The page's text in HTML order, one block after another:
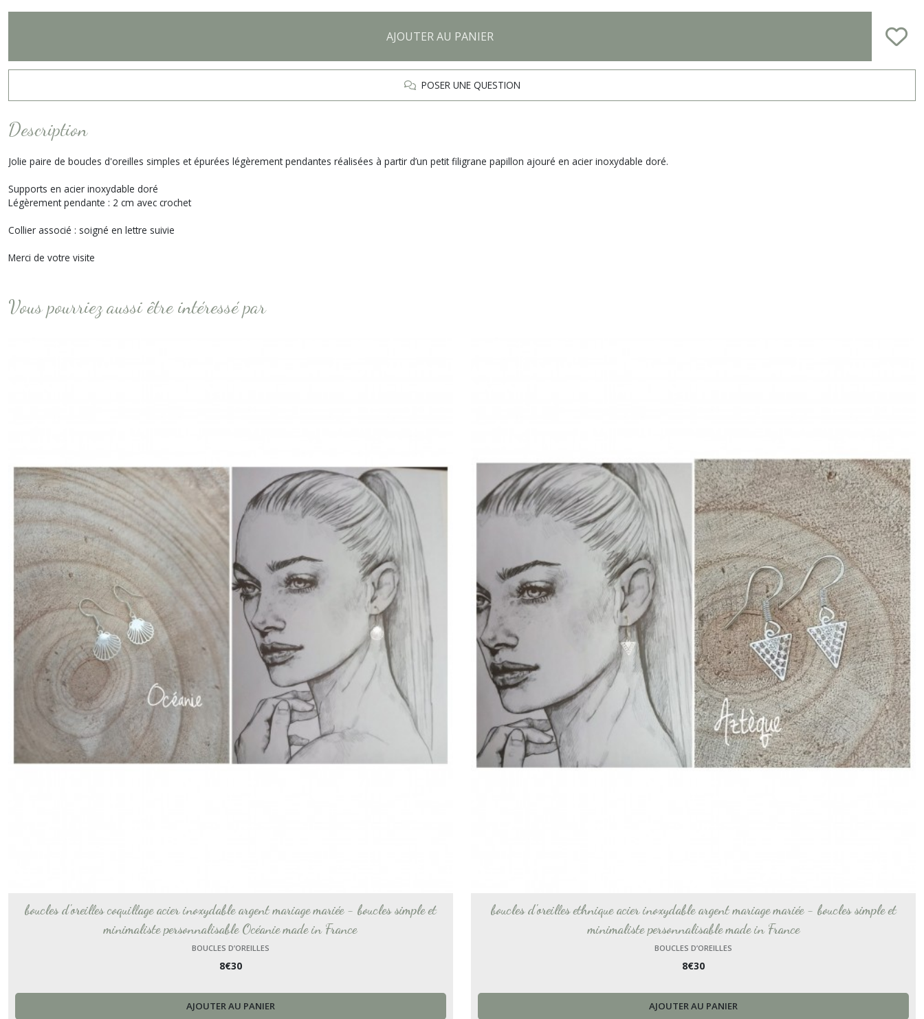
AJOUTER AU PANIER
POSER UNE QUESTION
Description
Jolie paire de boucles d'oreilles simples et épurées légèrement pendantes réalisées à partir d’un petit filigrane papillon ajouré en acier inoxydable doré.
Supports en acier inoxydable doré
Légèrement pendante : 2 cm avec crochet
Collier associé : soigné en lettre suivie
Merci de votre visite
Vous pourriez aussi être intéressé par
boucles d'oreilles coquillage acier inoxydable argent mariage mariée - boucles simple et
minimaliste personnalisable Océanie made in France
BOUCLES D’OREILLES
8€30
AJOUTER AU PANIER
boucles d'oreilles ethnique acier inoxydable argent mariage mariée - boucles simple et
minimaliste personnalisable made in France
BOUCLES D’OREILLES
8€30
AJOUTER AU PANIER